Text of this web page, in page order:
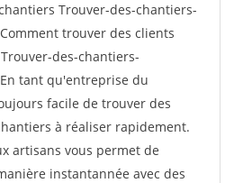
Trouver-des-chantiers-
trouver des clients
des-chantiers-
tant qu'entreprise du
facile de trouver des
à réaliser rapidement.
artisans vous permet de
instantannée avec des